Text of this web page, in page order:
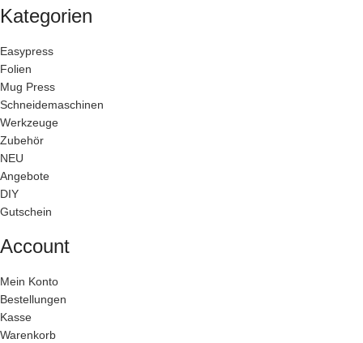
Kategorien
Easypress
Folien
Mug Press
Schneidemaschinen
Werkzeuge
Zubehör
NEU
Angebote
DIY
Gutschein
Account
Mein Konto
Bestellungen
Kasse
Warenkorb